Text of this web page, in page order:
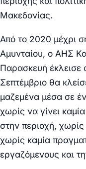
Μακεδονίας.
Από το 2020 μέχρι
Αμυνταίου, ο ΑΗΣ
Παρασκευή έκλεισε
Σεπτέμβριο θα
μαζεμένα μέσα σε
χωρίς να γίνει
στην περιοχή,
χωρίς καμία
εργαζόμενους και